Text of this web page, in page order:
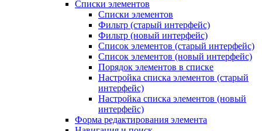
Списки элементов
Списки элементов
Фильтр (старый интерфейс)
Фильтр (новый интерфейс)
Список элементов (старый интерфейс)
Список элементов (новый интерфейс)
Порядок элементов в списке
Настройка списка элементов (старый
интерфейс)
Настройка списка элементов (новый
интерфейс)
Форма редактирования элемента